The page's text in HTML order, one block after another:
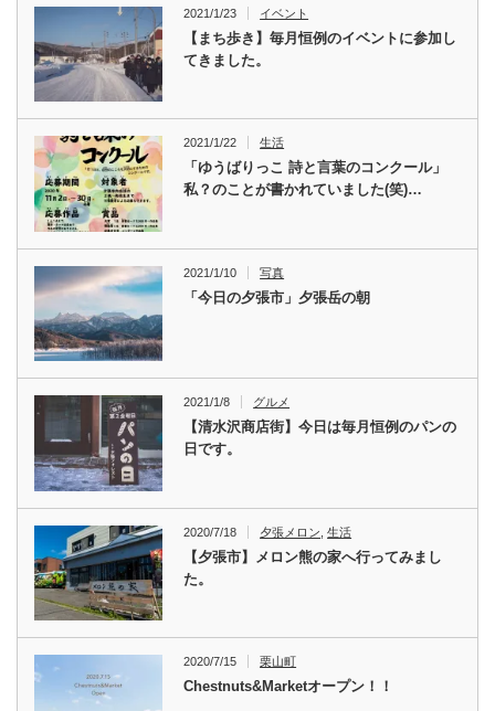
2021/1/23 イベント
【まち歩き】毎月恒例のイベントに参加し
てきました。
2021/1/22 生活
「ゆうばりっこ 詩と言葉のコンクール」
私？のことが書かれていました(笑)…
2021/1/10 写真
「今日の夕張市」夕張岳の朝
2021/1/8 グルメ
【清水沢商店街】今日は毎月恒例のパンの
日です。
2020/7/18 夕張メロン ,生活
【夕張市】メロン熊の家へ行ってみまし
た。
2020/7/15 栗山町
Chestnuts&Marketオープン！！